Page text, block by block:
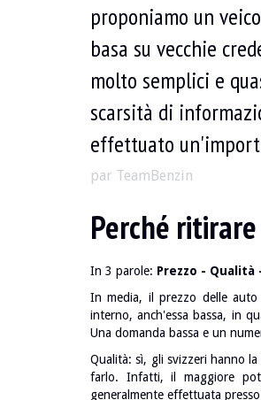
proponiamo un
basa su vecchie
molto semplici e
scarsità di
effettuato
par TeamBenzin
Perché
In 3 parole: Prezzo - Qualità
In media, il prezzo delle
interno, anch'essa bassa, in
Una domanda bassa e un
Qualità: sì, gli svizzeri hanno
farlo. Infatti, il maggiore
generalmente effettuata